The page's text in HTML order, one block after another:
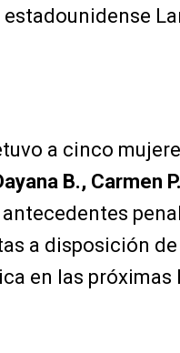
a cinco
B., Carmen
a disposición
en las próximas